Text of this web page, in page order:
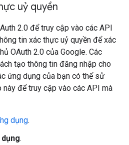
uỷ quyền
2.0 để truy cập vào các API
tin xác thực uỷ quyền để xác
OAuth 2.0 của Google. Các
tạo thông tin đăng nhập cho
ứng dụng của bạn có thể sử
để truy cập vào các API mà
dụng.
.